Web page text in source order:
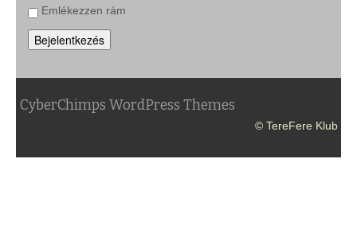
Emlékezzen rám
Bejelentkezés
CyberChimps WordPress Themes
© TereFere Klub